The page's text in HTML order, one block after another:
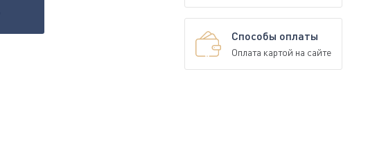
Способы оплаты
Оплата картой на сайте